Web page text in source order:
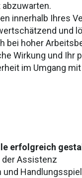
abzuwarten.
innerhalb Ihres
und
bei hoher
Wirkung und Ihr
im Umgang
erfolgreich
der Assistenz
und